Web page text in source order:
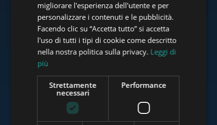
www.towerassistance.com
FRENCH
ITALIAN
SPANISH
ARABIC
migliorare l'esperienza dell'utente e per
personalizzare i contenuti e le pubblicità.
Facendo clic su “Accetta tutto” si accetta
l'uso di tutti i tipi di cookie come descritto
nella nostra politica sulla privacy. Leggi di
più
Strettamente
necessari
Performance